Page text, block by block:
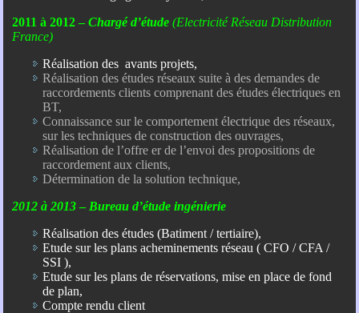
2011 à 2012 –Chargé d’étude(Electricité Réseau Distribution
France)
Réalisation des avants projets,
Réalisation des études réseaux suite à des demandes de
raccordements clients comprenant des études électriques en
BT,
Connaissance sur le comportement électrique des réseaux,
sur les techniques de construction des ouvrages,
Réalisation de l’offre er de l’envoi des propositions de
raccordement aux clients,
Détermination de la solution technique,
2012 à 2013– Bureau d’étude ingénierie
Réalisation des études (Batiment / tertiaire),
Etude sur les plans acheminements réseau ( CFO / CFA /
SSI ),
Etude sur les plans de réservations, mise en place de fond
de plan,
Compte rendu client